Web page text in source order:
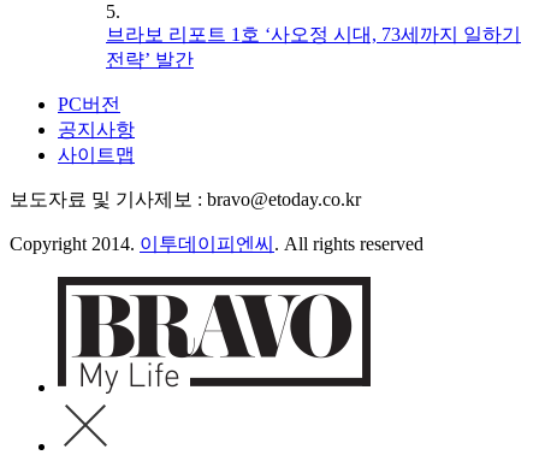
5.
브라보 리포트 1호 ‘사오정 시대, 73세까지 일하기
전략’ 발간
PC버전
공지사항
사이트맵
보도자료 및 기사제보 : bravo@etoday.co.kr
Copyright 2014. 이투데이피엔씨 . All rights reserved